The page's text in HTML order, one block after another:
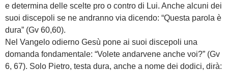
e determina delle scelte pro o contro di Lui. Anche alcuni dei
suoi discepoli se ne andranno via dicendo: “Questa parola è
dura” (Gv 60,60).
Nel Vangelo odierno Gesù pone ai suoi discepoli una
domanda fondamentale: “Volete andarvene anche voi?” (Gv
6, 67). Solo Pietro, testa dura, anche a nome dei dodici, dirà: